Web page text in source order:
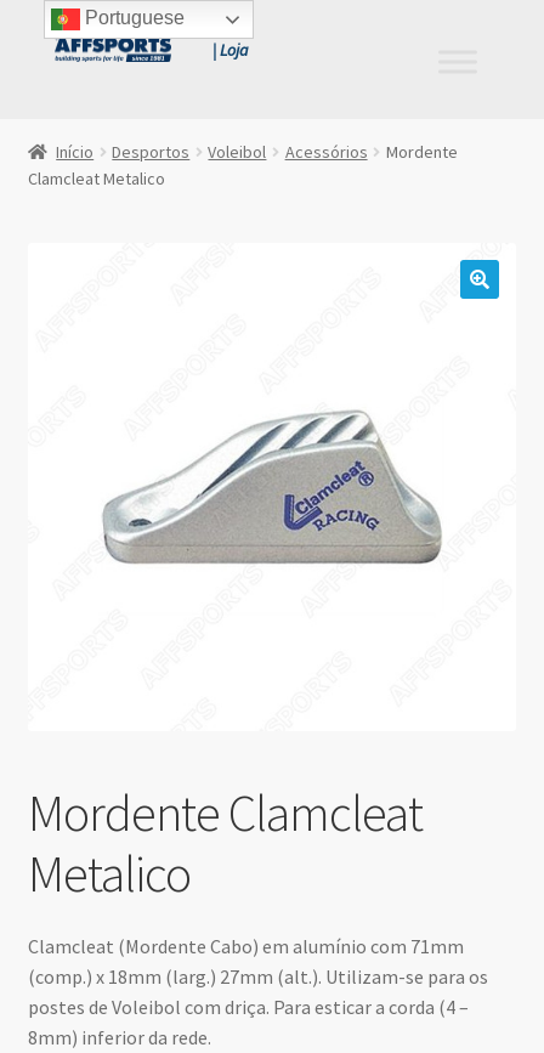
Ir
navegação
Saltar
conteúdo
Início Desportos Voleibol Acessórios
Mordente
Clamcleat Metalico
Mordente Clamcleat
Metalico
Clamcleat (Mordente Cabo) em alumínio com 71mm
(comp.) x 18mm (larg.) 27mm (alt.). Utilizam-se para os
postes de Voleibol com driça. Para esticar a corda (4 –
8mm) inferior da rede.
Portuguese